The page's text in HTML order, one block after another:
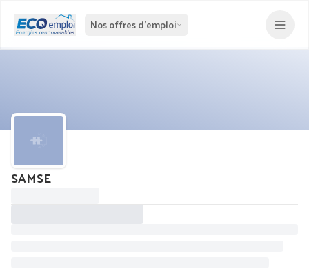
Nos offres d'emploi
SAMSE